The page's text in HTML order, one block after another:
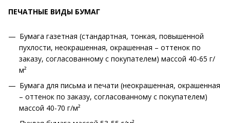
ПЕЧАТНЫЕ ВИДЫ БУМАГ
Бумага газетная (стандартная, тонкая, повышенной
пухлости, неокрашенная, окрашенная – оттенок по
заказу, согласованному с покупателем) массой 40-65 г/
м²
Бумага для письма и печати (неокрашенная, окрашенная
– оттенок по заказу, согласованному с покупателем)
массой 40-70 г/м²